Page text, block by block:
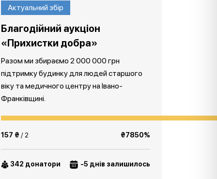
Актуальний збір
Благодійний аукціон
«Прихистки добра»
Разом ми збираємо 2 000 000 грн
підтримку будинку для людей старшого
віку та медичного центру на Івано-
Франківщині.
157 ₴ / 2 ₴7850%
342 донатори -5 днів залишилось